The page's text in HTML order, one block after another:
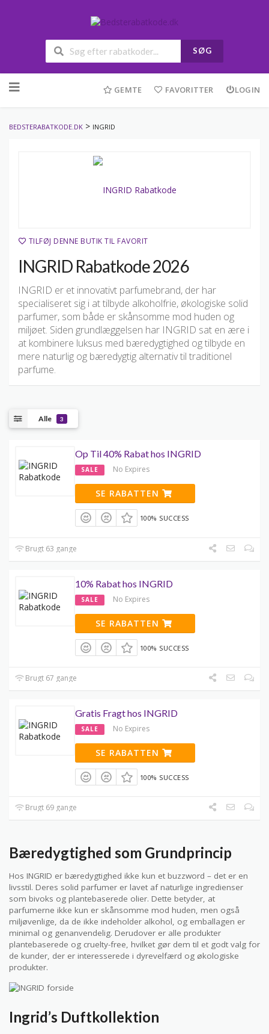
SØG
to
GEMTE FAVORITTER LOGIN
BEDSTERABATKODE.DK > INGRID
TILFØJ DENNE BUTIK TIL FAVORIT
INGRID Rabatkode 2026
INGRID er et innovativt parfumebrand, der har
specialiseret sig i at tilbyde alkoholfrie, økologiske solid
parfumer, som både er skånsomme mod huden og
miljøet. Siden grundlæggelsen har INGRID sat en ære i
at kombinere luksus med bæredygtighed og tilbyde en
mere naturlig og bæredygtig alternativ til traditionel
parfume.
Alle 3
Op Til 40% Rabat hos INGRID
SALE No Expires
SE RABATTEN
100% SUCCESS
Brugt 63 gange
10% Rabat hos INGRID
SALE No Expires
SE RABATTEN
100% SUCCESS
Brugt 67 gange
Gratis Fragt hos INGRID
SALE No Expires
SE RABATTEN
100% SUCCESS
Brugt 69 gange
Bæredygtighed som Grundprincip
Hos INGRID er bæredygtighed ikke kun et buzzword – det er en
livsstil. Deres solid parfumer er lavet af naturlige ingredienser
som bivoks og plantebaserede olier. Dette betyder, at
parfumerne ikke kun er skånsomme mod huden, men også
miljøvenlige, da de ikke indeholder alkohol, og emballagen er
minimal og genanvendelig. Derudover er alle produkter
plantebaserede og cruelty-free, hvilket gør dem til et godt valg for
de kunder, der er interesserede i dyrevelfærd og økologiske
produkter.
Ingrid’s Duftkollektion